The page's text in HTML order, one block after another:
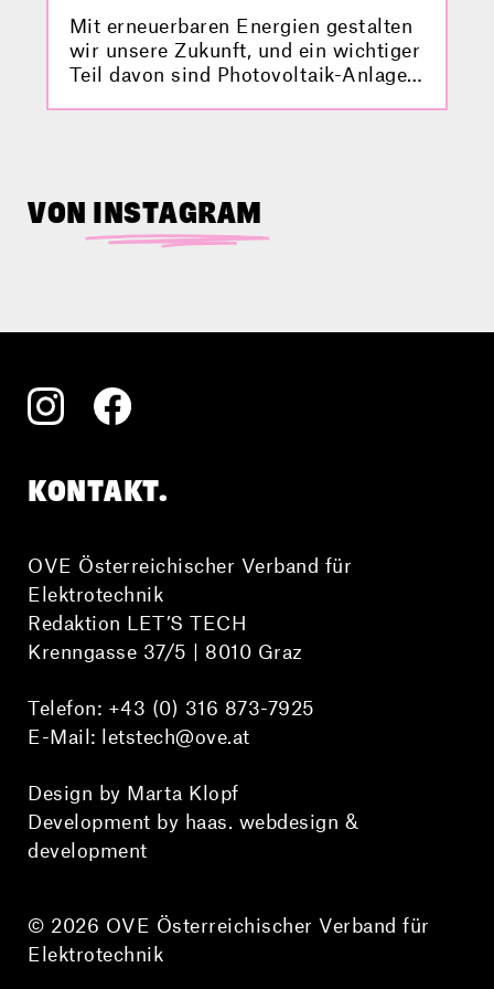
Mit erneuerbaren Energien gestalten
wir unsere Zukunft, und ein wichtiger
Teil davon sind Photovoltaik-Anlagen.
Video.
VON INSTAGRAM
KONTAKT.
OVE Österreichischer Verband für
Elektrotechnik
Redaktion LET’S TECH
Krenngasse 37/5 | 8010 Graz
Telefon: +43 (0) 316 873-7925
E-Mail: letstech@ove.at
Design by Marta Klopf
Development by haas. webdesign &
development
© 2026 OVE Österreichischer Verband für
Elektrotechnik